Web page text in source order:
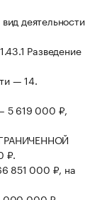
деятельности
Разведение
— 14.
5 619 000 ₽,
₽.
851 000 ₽, на